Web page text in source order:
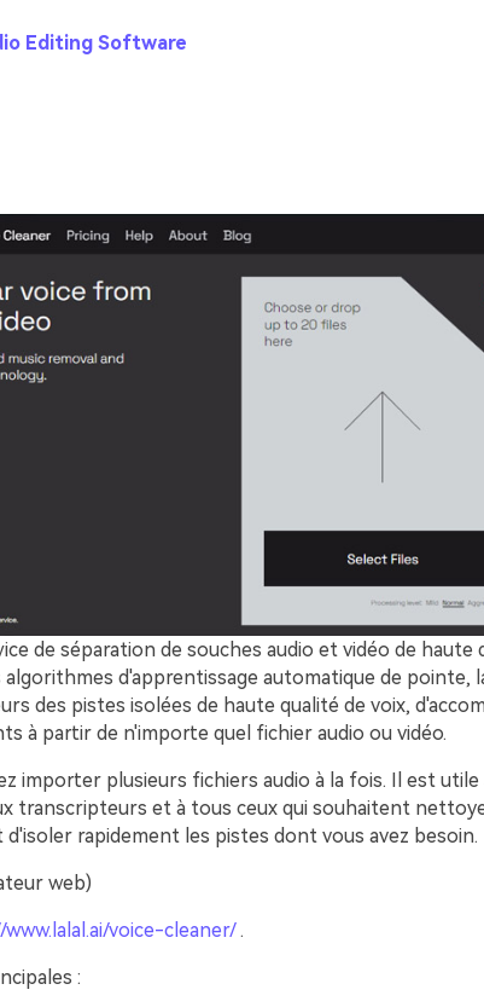
Editing Software
de séparation de souches audio et vidéo de haute
algorithmes d'apprentissage automatique de pointe,
des pistes isolées de haute qualité de voix,
à partir de n'importe quel fichier audio ou vidéo.
importer plusieurs fichiers audio à la fois. Il est utile
transcripteurs et à tous ceux qui souhaitent
d'isoler rapidement les pistes dont vous avez besoin.
web)
voice-cleaner/.
: